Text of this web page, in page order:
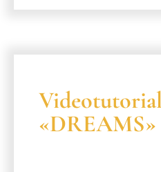
«DREAMS»